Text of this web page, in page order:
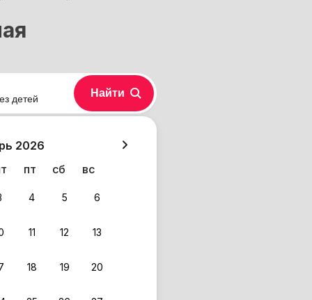
2026
пт сб вс
4 5 6
11 12 13
18 19 20
детей Найти